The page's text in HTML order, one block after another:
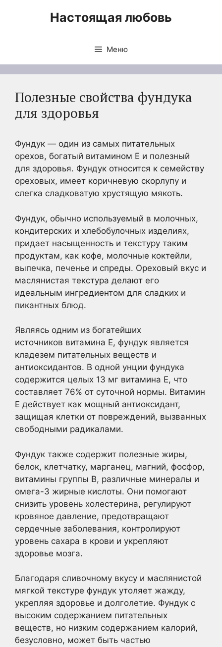
Настоящая любовь
Меню
Полезные свойства фундука
для здоровья
Фундук — один из самых питательных
орехов, богатый витамином Е и полезный
для здоровья. Фундук относится к семейству
ореховых, имеет коричневую скорлупу и
слегка сладковатую хрустящую мякоть.
Фундук, обычно используемый в молочных,
кондитерских и хлебобулочных изделиях,
придает насыщенность и текстуру таким
продуктам, как кофе, молочные коктейли,
выпечка, печенье и спреды. Ореховый вкус и
маслянистая текстура делают его
идеальным ингредиентом для сладких и
пикантных блюд.
Являясь одним из богатейших
источников витамина Е, фундук является
кладезем питательных веществ и
антиоксидантов. В одной унции фундука
содержится целых 13 мг витамина Е, что
составляет 76% от суточной нормы. Витамин
Е действует как мощный антиоксидант,
защищая клетки от повреждений, вызванных
свободными радикалами.
Фундук также содержит полезные жиры,
белок, клетчатку, марганец, магний, фосфор,
витамины группы В, различные минералы и
омега-3 жирные кислоты. Они помогают
снизить уровень холестерина, регулируют
кровяное давление, предотвращают
сердечные заболевания, контролируют
уровень сахара в крови и укрепляют
здоровье мозга.
Благодаря сливочному вкусу и маслянистой
мягкой текстуре фундук утоляет жажду,
укрепляя здоровье и долголетие. Фундук с
высоким содержанием питательных
веществ, но низким содержанием калорий,
безусловно, может быть частью